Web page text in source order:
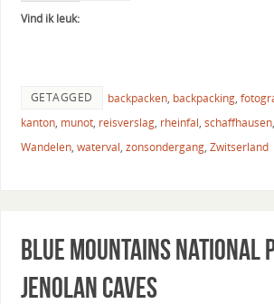
Vind ik leuk:
GETAGGED backpacken, backpacking,
kanton, munot, reisverslag, rheinfal, schaffhausen,
Wandelen, waterval, zonsondergang, Zwitserland
Blue mountains national
Jenolan caves